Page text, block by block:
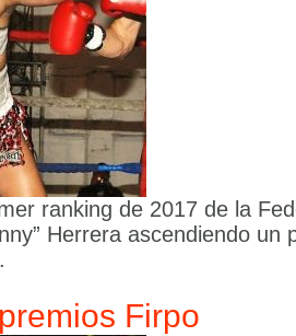
ranking de 2017 de la
Herrera ascendiendo un
Firpo